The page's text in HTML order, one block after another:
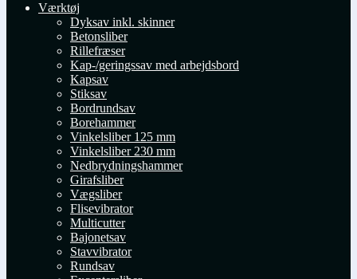
Værktøj
Dyksav inkl. skinner
Betonsliber
Rillefræser
Kap-/geringssav med arbejdsbord
Kapsav
Stiksav
Bordrundsav
Borehammer
Vinkelsliber 125 mm
Vinkelsliber 230 mm
Nedbrydningshammer
Girafsliber
Vægsliber
Flisevibrator
Multicutter
Bajonetsav
Stavvibrator
Rundsav